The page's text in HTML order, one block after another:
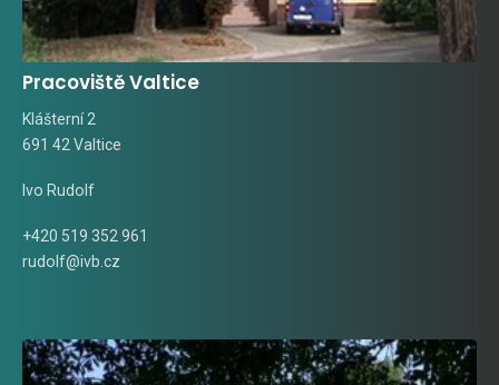
Pracoviště Valtice
Klášterní 2
691 42 Valtice
Ivo Rudolf
+420 519 352 961
rudolf@ivb.cz